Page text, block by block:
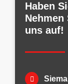
Haben
uns auf!